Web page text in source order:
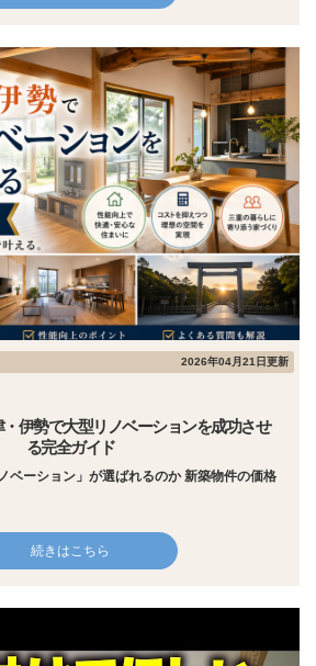
2026年04月21日更新
・伊勢で大型リノベーションを成功させ
る完全ガイド
ベーション」が選ばれるのか 新築物件の価格
続きはこちら